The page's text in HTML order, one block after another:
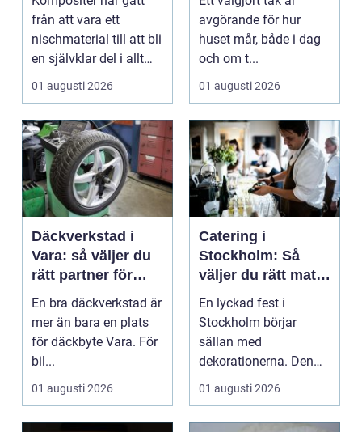
produkt
från att vara ett
nischmaterial till att bli
en självklar del i allt
från vindkr...
01 augusti 2026
håller
avgörande för hur
huset mår, både i dag
och om t...
01 augusti 2026
Däckverkstad i
Vara: så väljer du
rätt partner för
säker körning året
runt
En bra däckverkstad är
mer än bara en plats
för däckbyte Vara. För
bil...
01 augusti 2026
Catering i
Stockholm: Så
väljer du rätt mat
till ditt evenemang
En lyckad fest i
Stockholm börjar
sällan med
dekorationerna. Den
börjar i köket....
01 augusti 2026